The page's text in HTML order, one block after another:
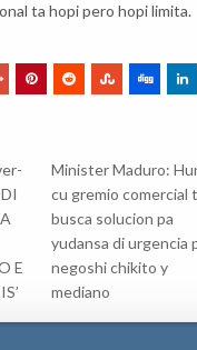
ta hopi pero hopi limita.
E
Minister Maduro:
cu gremio comercial
busca solucion pa
yudansa di urgencia
negoshi chikito y
mediano